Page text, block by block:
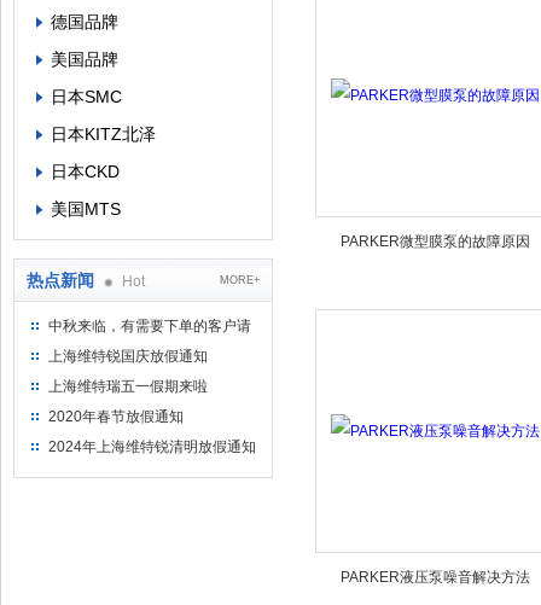
德国品牌
美国品牌
日本SMC
日本KITZ北泽
日本CKD
美国MTS
热点新闻 Hot MORE+
中秋来临，有需要下单的客户请
提前下单
上海维特锐国庆放假通知
上海维特瑞五一假期来啦
2020年春节放假通知
2024年上海维特锐清明放假通知
PARKER微型膜泵的故障原因
PARKER液压泵噪音解决方法